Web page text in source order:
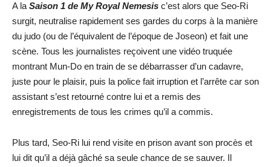
A la Saison 1 de My Royal Nemesis c’est alors que Seo-Ri
surgit, neutralise rapidement ses gardes du corps à la manière
du judo (ou de l’équivalent de l’époque de Joseon) et fait une
scène. Tous les journalistes reçoivent une vidéo truquée
montrant Mun-Do en train de se débarrasser d’un cadavre,
juste pour le plaisir, puis la police fait irruption et l’arrête car son
assistant s’est retourné contre lui et a remis des
enregistrements de tous les crimes qu’il a commis.
Plus tard, Seo-Ri lui rend visite en prison avant son procès et
lui dit qu’il a déjà gâché sa seule chance de se sauver. Il